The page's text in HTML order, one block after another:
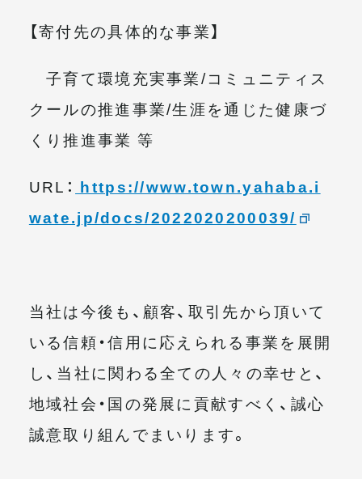
【寄付先の具体的な事業】
子育て環境充実事業/コミュニティス
クールの推進事業/生涯を通じた健康づ
くり推進事業 等
URL： https://www.town.yahaba.i
wate.jp/docs/2022020200039/
当社は今後も、顧客、取引先から頂いて
いる信頼・信用に応えられる事業を展開
し、当社に関わる全ての人々の幸せと、
地域社会・国の発展に貢献すべく、誠心
誠意取り組んでまいります。